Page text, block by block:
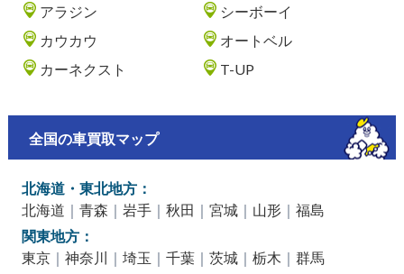
アラジン
シーボーイ
カウカウ
オートベル
カーネクスト
T-UP
全国の車買取マップ
北海道・東北地方：
北海道 ｜ 青森 ｜ 岩手｜ 秋田 ｜ 宮城｜ 山形｜ 福島
関東地方：
東京｜ 神奈川 ｜ 埼玉 ｜ 千葉｜ 茨城｜ 栃木 ｜ 群馬